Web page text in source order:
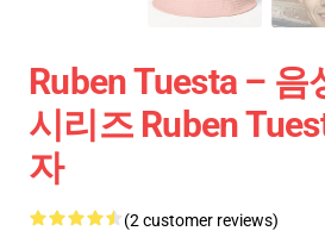
Ruben Tuesta – 음
시리즈 Ruben
자
(2 customer reviews)